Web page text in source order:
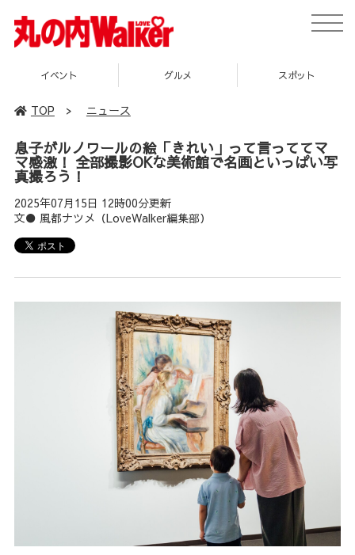
toggle
イベント グルメ スポット
TOP > ニュース
息子がルノワールの絵「きれい」って言っててマ
マ感激！ 全部撮影OKな美術館で名画といっぱい写
真撮ろう！
2025年07月15日 12時00分更新
文● 風都ナツメ（LoveWalker編集部）